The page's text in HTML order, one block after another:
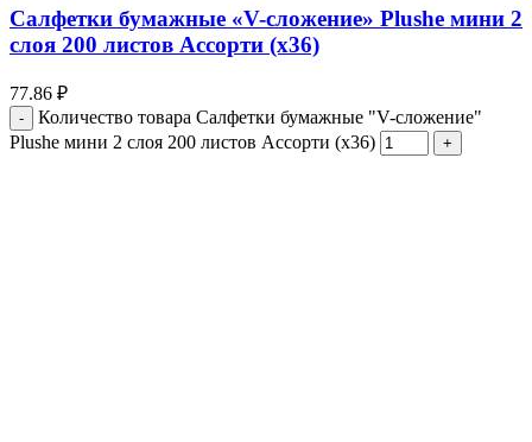
Салфетки бумажные «V-сложение» Plushe мини 2
слоя 200 листов Ассорти (х36)
77.86 ₽
Количество товара Салфетки бумажные "V-сложение"
Plushe мини 2 слоя 200 листов Ассорти (х36)